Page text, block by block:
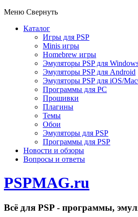
Меню Свернуть
Каталог
Игры для PSP
Minis игры
Homebrew игры
Эмуляторы PSP для
Эмуляторы PSP для Android
Эмуляторы PSP для iOS/
Программы для PC
Прошивки
Плагины
Темы
Обои
Эмуляторы для PSP
Программы для PSP
Новости и обзоры
Вопросы и ответы
PSPMAG.ru
Всё для PSP - программы,